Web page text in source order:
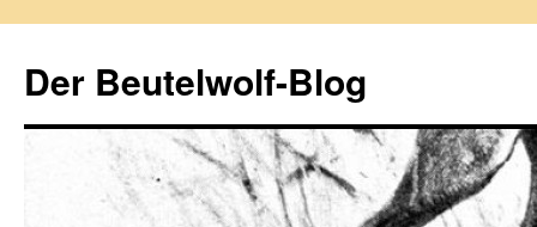
springen
Der Beutelwolf-Blog